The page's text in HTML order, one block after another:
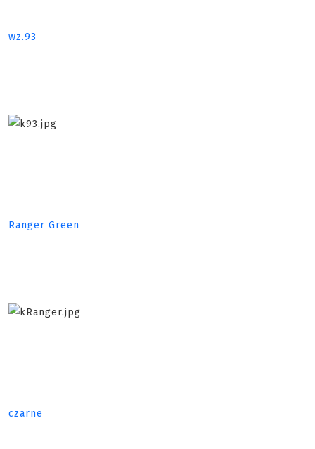
wz.93
Ranger Green
czarne